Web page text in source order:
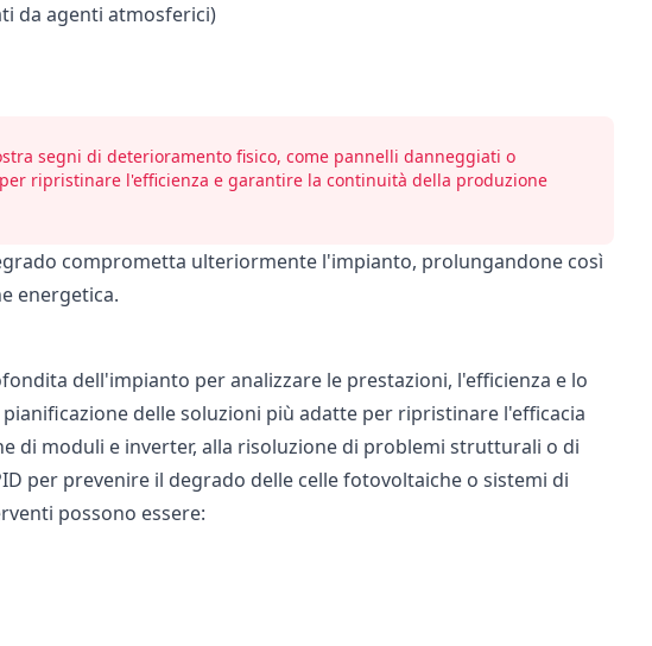
da agenti atmosferici)
segni di deterioramento fisico, come pannelli danneggiati o
ripristinare l'efficienza e garantire la continuità della produzione
comprometta ulteriormente l'impianto, prolungandone così
energetica.
dell'impianto per analizzare le prestazioni, l'efficienza e lo
delle soluzioni più adatte per ripristinare l'efficacia
di moduli e inverter, alla risoluzione di problemi strutturali o di
per prevenire il degrado delle celle fotovoltaiche o sistemi di
possono essere: